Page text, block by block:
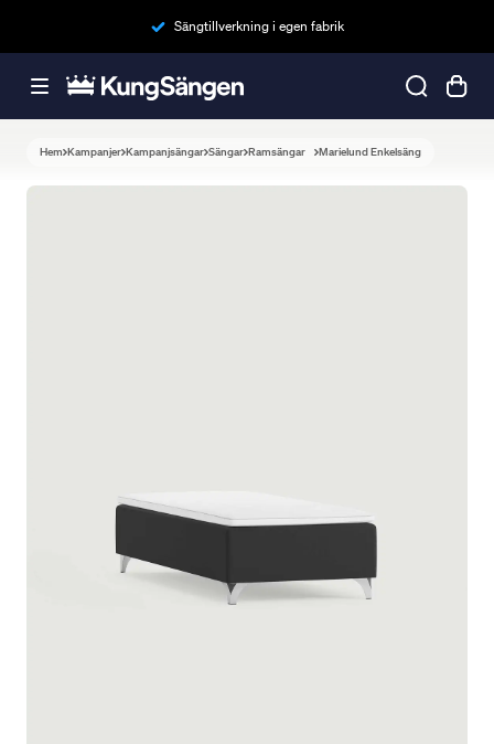
Sängtillverkning i egen fabrik
Hem Kampanjer Kampanjsängar Sängar Ramsängar Marielund Enkelsäng